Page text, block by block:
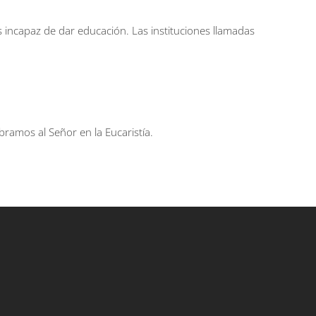
de dar educación. Las instituciones llamadas
al Señor en la Eucaristía.